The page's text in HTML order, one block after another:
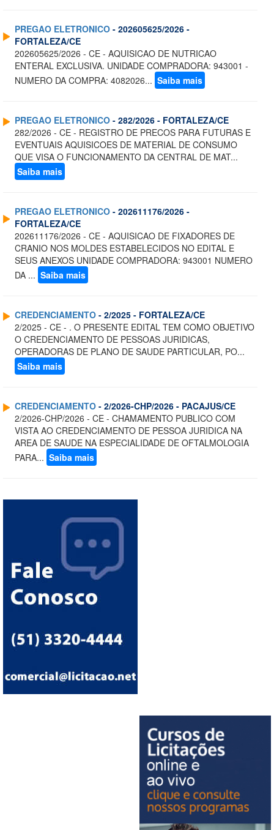
PREGAO ELETRONICO - 202605625/2026 -
FORTALEZA/CE
202605625/2026 - CE - AQUISICAO DE NUTRICAO
ENTERAL EXCLUSIVA. UNIDADE COMPRADORA: 943001 -
NUMERO DA COMPRA: 4082026... Saiba mais
PREGAO ELETRONICO - 282/2026 - FORTALEZA/CE
282/2026 - CE - REGISTRO DE PRECOS PARA FUTURAS E
EVENTUAIS AQUISICOES DE MATERIAL DE CONSUMO
QUE VISA O FUNCIONAMENTO DA CENTRAL DE MAT...
Saiba mais
PREGAO ELETRONICO - 202611176/2026 -
FORTALEZA/CE
202611176/2026 - CE - AQUISICAO DE FIXADORES DE
CRANIO NOS MOLDES ESTABELECIDOS NO EDITAL E
SEUS ANEXOS UNIDADE COMPRADORA: 943001 NUMERO
DA ... Saiba mais
CREDENCIAMENTO - 2/2025 - FORTALEZA/CE
2/2025 - CE - . O PRESENTE EDITAL TEM COMO OBJETIVO
O CREDENCIAMENTO DE PESSOAS JURIDICAS,
OPERADORAS DE PLANO DE SAUDE PARTICULAR, PO...
Saiba mais
CREDENCIAMENTO - 2/2026-CHP/2026 - PACAJUS/CE
2/2026-CHP/2026 - CE - CHAMAMENTO PUBLICO COM
VISTA AO CREDENCIAMENTO DE PESSOA JURIDICA NA
AREA DE SAUDE NA ESPECIALIDADE DE OFTALMOLOGIA
PARA... Saiba mais